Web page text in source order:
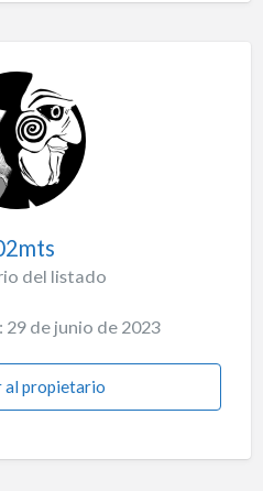
del listado
de junio de 2023
al propietario